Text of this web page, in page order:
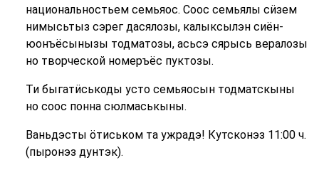
национальностьем семьяос. Соос семьялы сӥзем
нимысьтыз сэрег дасялозы, калыксылэн сиён-
юонъёсынызы тодматозы, асьсэ сярысь вералозы
но творческой номеръёс пуктозы.
Ти быгатӥськоды усто семьяосын тодматскыны
но соос понна сюлмаськыны.
Ваньдэсты ӧтиськом та ужрадэ! Кутсконэз 11:00 ч.
(пыронэз дунтэк).